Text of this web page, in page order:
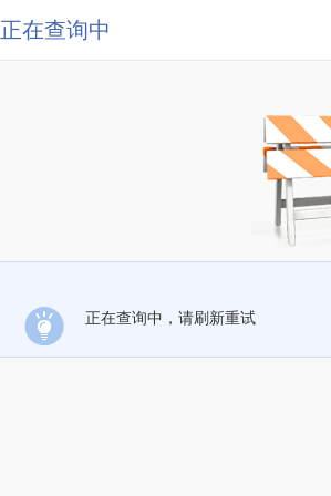
正在查询中
正在查询中，请刷新重试